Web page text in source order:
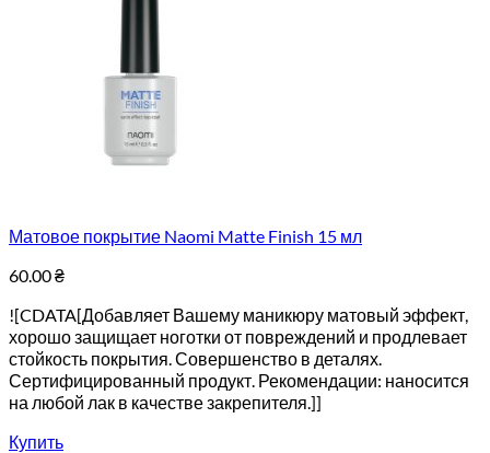
Матовое покрытие Naomi Matte Finish 15 мл
60.00₴
![CDATA[Добавляет Вашему маникюру матовый эффект,
хорошо защищает ноготки от повреждений и продлевает
стойкость покрытия. Совершенство в деталях.
Сертифицированный продукт. Рекомендации: наносится
на любой лак в качестве закрепителя.]]
Купить